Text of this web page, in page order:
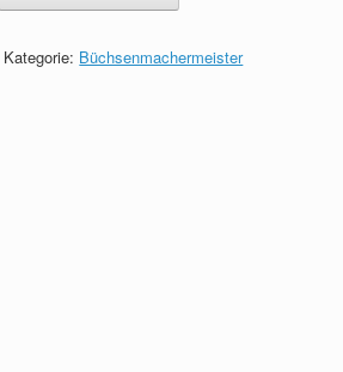
Kategorie: Büchsenmachermeister